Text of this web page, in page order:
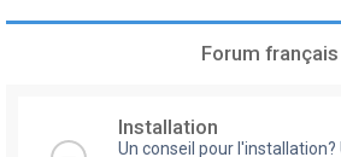
Forum français
Installation
Un conseil pour l'installation?